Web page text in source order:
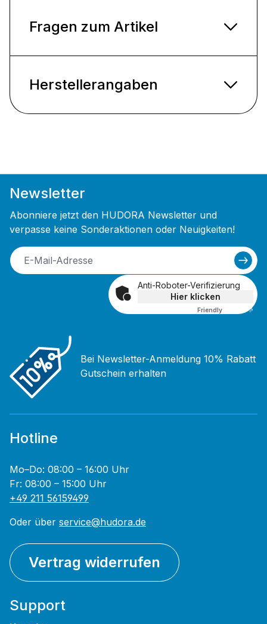
Fragen zum Artikel
Herstellerangaben
Newsletter
Abonniere jetzt den HUDORA Newsletter und
verpasse keine Sonderaktionen oder Neuigkeiten!
Anti-Roboter-Verifizierung
Hier klicken
Friendly Captcha ⇗
Bei Newsletter-Anmeldung 10% Rabatt
Gutschein erhalten
Hotline
Mo–Do: 08:00 – 16:00 Uhr
Fr: 08:00 – 15:00 Uhr
+49 211 56159499
Oder über service@hudora.de
Vertrag widerrufen
Support